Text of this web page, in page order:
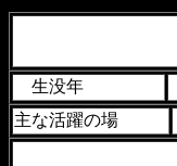
生没年
主な活躍の場